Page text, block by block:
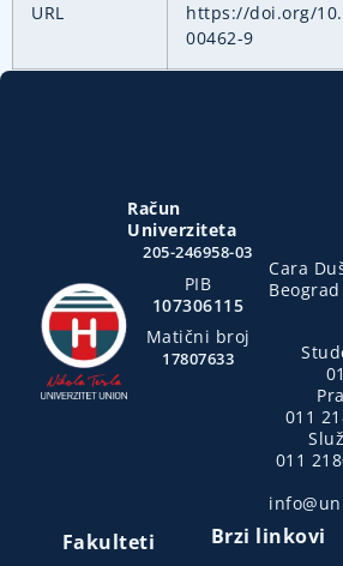
URL
https://doi.org/
00462-9
Račun
Univerziteta
205-246958-03
PIB
107306115
Matični broj
17807633
Cara
Beograd
011
011
Fakulteti Brzi linkovi